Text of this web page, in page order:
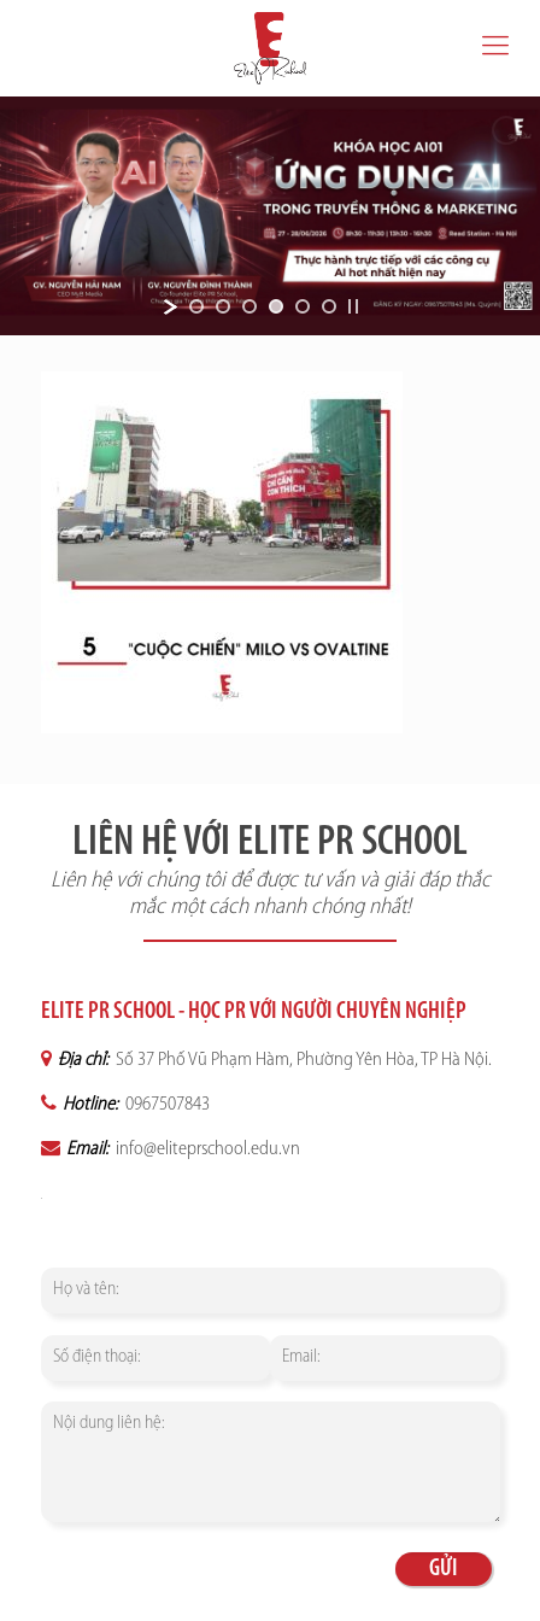
LIÊN HỆ VỚI ELITE PR SCHOOL
Liên hệ với chúng tôi để được tư vấn và giải đáp thắc
mắc một cách nhanh chóng nhất!
ELITE PR SCHOOL - HỌC PR VỚI NGƯỜI CHUYÊN NGHIỆP
Địa chỉ: Số 37 Phố Vũ Phạm Hàm, Phường Yên Hòa, TP Hà Nội.
Hotline: 0967507843
Email: info@eliteprschool.edu.vn